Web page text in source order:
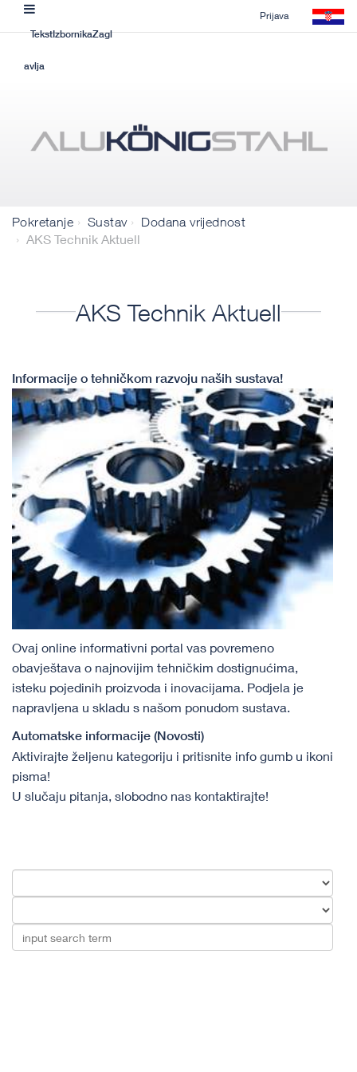
TekstIzbornikaZagl
avlja
Prijava
Pokretanje Sustav Dodana vrijednost
AKS Technik Aktuell
AKS Technik Aktuell
​​​​​​​​​​​​​​​​​​​​​​​​​​​​​​​​​​​​Informacije o tehničkom razvoju naših sustava!
Ovaj online informativni portal vas povremeno
obavještava o najnovijim tehničkim dostignućima,
isteku pojedinih proizvoda i inovacijama. Podjela je
napravljena u skladu s našom ponudom sustava.
Automatske informacije (Novosti)
Aktivirajte željenu kategoriju i pritisnite info gumb u ikoni
pisma​​!
U slučaju pitanja, slobodno nas kontaktirajte!